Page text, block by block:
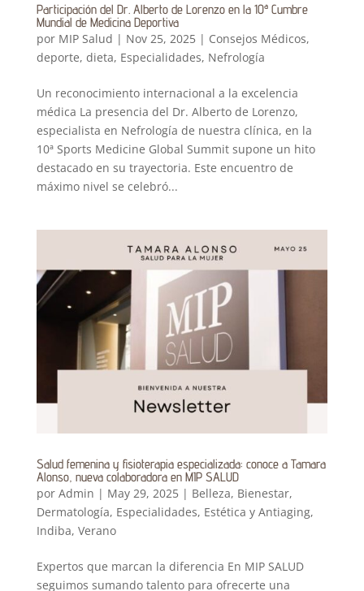
Participación del Dr. Alberto de Lorenzo en la 10ª Cumbre
Mundial de Medicina Deportiva
por MIP Salud | Nov 25, 2025| Consejos Médicos,
deporte, dieta, Especialidades, Nefrología
Un reconocimiento internacional a la excelencia
médica La presencia del Dr. Alberto de Lorenzo,
especialista en Nefrología de nuestra clínica, en la
10ª Sports Medicine Global Summit supone un hito
destacado en su trayectoria. Este encuentro de
máximo nivel se celebró...
Salud femenina y fisioterapia especializada: conoce a Tamara
Alonso, nueva colaboradora en MIP SALUD
por Admin | May 29, 2025| Belleza, Bienestar,
Dermatología, Especialidades, Estética y Antiaging,
Indiba, Verano
Expertos que marcan la diferencia En MIP SALUD
seguimos sumando talento para ofrecerte una